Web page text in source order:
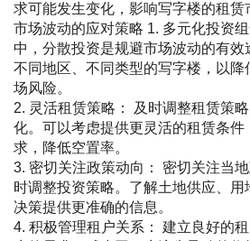
求可能发生变化，影响写字楼的租赁
市场波动的应对策略 1. 多元化投资
中，分散投资是规避市场波动的有效
不同地区、不同类型的写字楼，以
场风险。
2. 灵活租赁策略： 及时调整租赁策
化。可以考虑提供更灵活的租赁条件
求，降低空置率。
3. 密切关注政策动向： 密切关注当
时调整投资策略。了解土地供应、
决策提供更准确的信息。
4. 积极管理租户关系： 建立良好的